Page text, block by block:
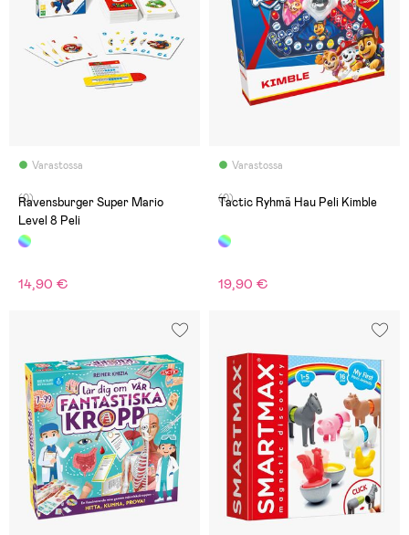
Varastossa
(0)
Ravensburger Super Mario
Level 8 Peli
14,90 €
Varastossa
(0)
Tactic Ryhmä Hau Peli Kimble
19,90 €